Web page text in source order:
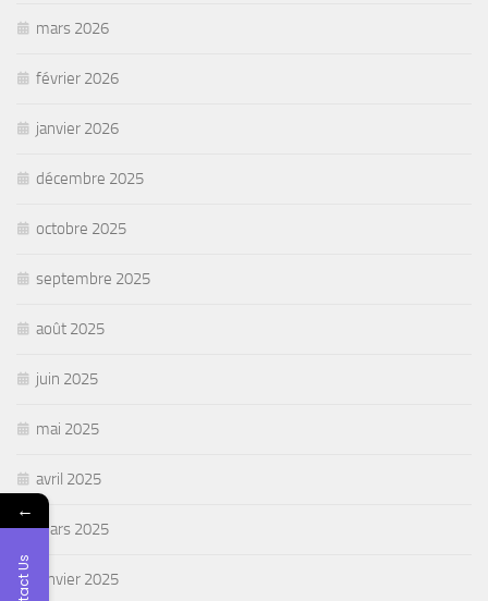
mars 2026
février 2026
janvier 2026
décembre 2025
octobre 2025
septembre 2025
août 2025
juin 2025
mai 2025
avril 2025
mars 2025
janvier 2025
←